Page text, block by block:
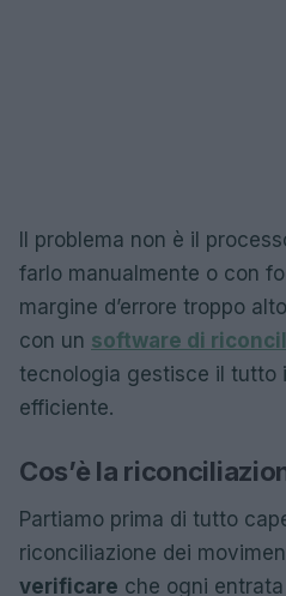
Il problema non è il
farlo manualmente o con
margine d’errore troppo
con un software di
tecnologia gestisce il tutto
efficiente.
Cos’è la
Partiamo prima di tutto
riconciliazione dei
verificare che ogni